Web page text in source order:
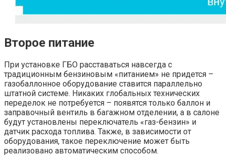
Второе питание
При установке ГБО расставаться навсегда с
традиционным бензиновым «питанием» не придется –
газобаллонное оборудование ставится параллельно
штатной системе. Никаких глобальных технических
переделок не потребуется – появятся только баллон и
заправочный вентиль в багажном отделении, а в салоне
будут установлены переключатель «газ-бензин» и
датчик расхода топлива. Также, в зависимости от
оборудования, такое переключение может быть
реализовано автоматическим способом.